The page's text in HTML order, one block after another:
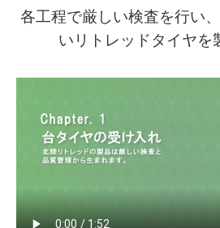
各工程で厳しい検査を行い
いリトレッドタイヤを